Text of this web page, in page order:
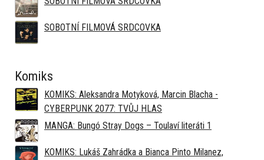
SOBOTNÍ FILMOVÁ SRDCOVKA
Komiks
KOMIKS: Aleksandra Motyková, Marcin Blacha -
CYBERPUNK 2077: TVŮJ HLAS
MANGA: Bungó Stray Dogs – Toulaví literáti 1
KOMIKS: Lukáš Zahrádka a Bianca Pinto Milanez,